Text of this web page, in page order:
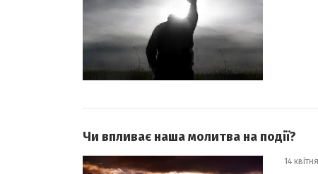
Чи впливає наша молитва на події?
14